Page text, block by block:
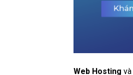
Web Hosting và